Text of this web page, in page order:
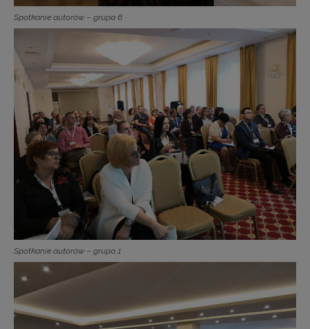
Spotkanie autorów – grupa 6
Spotkanie autorów – grupa 1